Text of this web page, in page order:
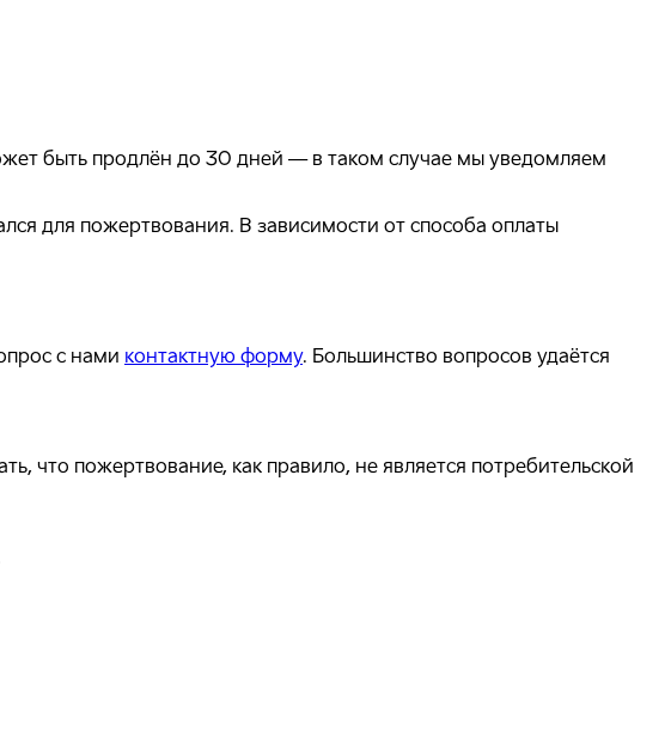
быть продлён до 30 дней — в таком случае мы уведомляем
для пожертвования. В зависимости от способа оплаты
с нами контактную форму. Большинство вопросов удаётся
что пожертвование, как правило, не является потребительской